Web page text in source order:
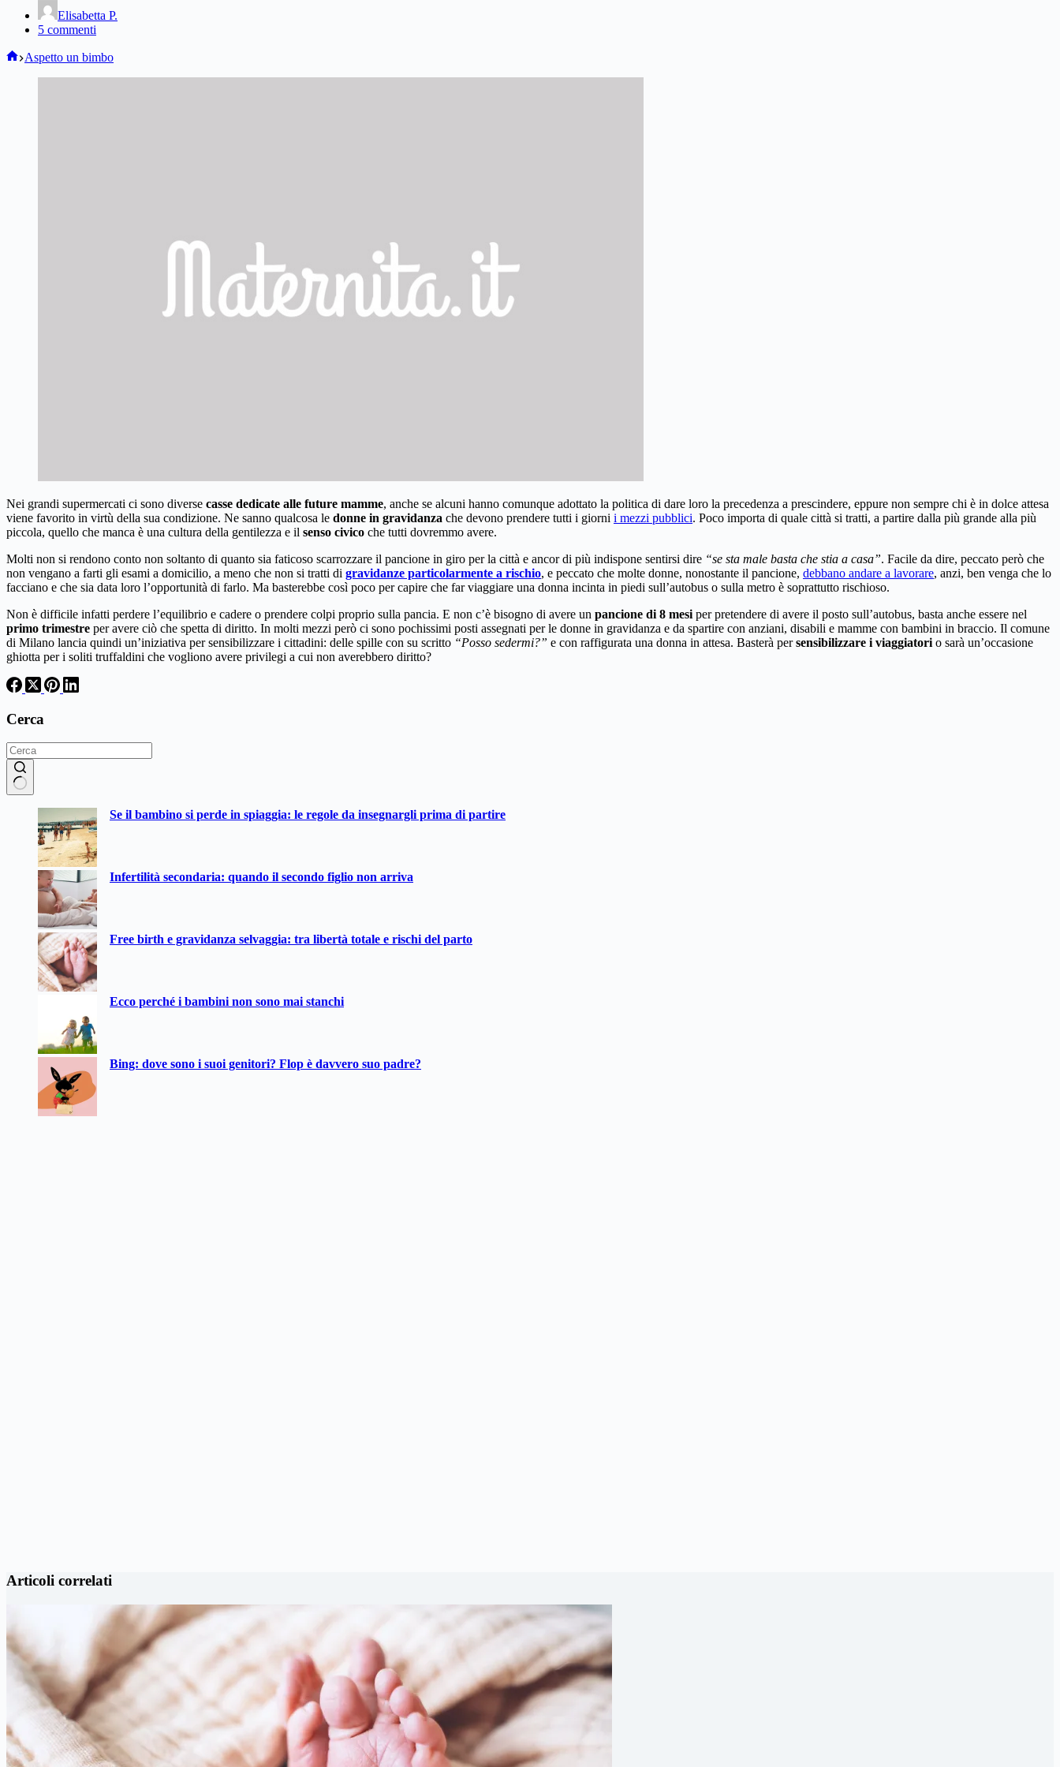
Elisabetta P.
5 commenti
Home
Aspetto un bimbo
Nei grandi supermercati ci sono diverse casse dedicate alle future mamme, anche se alcuni hanno comunque adottato la politica di dare loro la precedenza a prescindere, eppure non sempre chi è in dolce attesa
viene favorito in virtù della sua condizione. Ne sanno qualcosa le donne in gravidanza che devono prendere tutti i giorni i mezzi pubblici. Poco importa di quale città si tratti, a partire dalla più grande alla più
piccola, quello che manca è una cultura della gentilezza e il senso civico che tutti dovremmo avere.
Molti non si rendono conto non soltanto di quanto sia faticoso scarrozzare il pancione in giro per la città e ancor di più indispone sentirsi dire “se sta male basta che stia a casa”. Facile da dire, peccato però che
non vengano a farti gli esami a domicilio, a meno che non si tratti di gravidanze particolarmente a rischio, e peccato che molte donne, nonostante il pancione, debbano andare a lavorare, anzi, ben venga che lo
facciano e che sia data loro l’opportunità di farlo. Ma basterebbe così poco per capire che far viaggiare una donna incinta in piedi sull’autobus o sulla metro è soprattutto rischioso.
Non è difficile infatti perdere l’equilibrio e cadere o prendere colpi proprio sulla pancia. E non c’è bisogno di avere un pancione di 8 mesi per pretendere di avere il posto sull’autobus, basta anche essere nel
primo trimestre per avere ciò che spetta di diritto. In molti mezzi però ci sono pochissimi posti assegnati per le donne in gravidanza e da spartire con anziani, disabili e mamme con bambini in braccio. Il comune
di Milano lancia quindi un’iniziativa per sensibilizzare i cittadini: delle spille con su scritto “Posso sedermi?” e con raffigurata una donna in attesa. Basterà persensibilizzare i viaggiatori o sarà un’occasione
ghiotta per i soliti truffaldini che vogliono avere privilegi a cui non averebbero diritto?
Cerca
Se il bambino si perde in spiaggia: le regole da insegnargli prima di partire
Infertilità secondaria: quando il secondo figlio non arriva
Free birth e gravidanza selvaggia: tra libertà totale e rischi del parto
Ecco perché i bambini non sono mai stanchi
Bing: dove sono i suoi genitori? Flop è davvero suo padre?
Articoli correlati